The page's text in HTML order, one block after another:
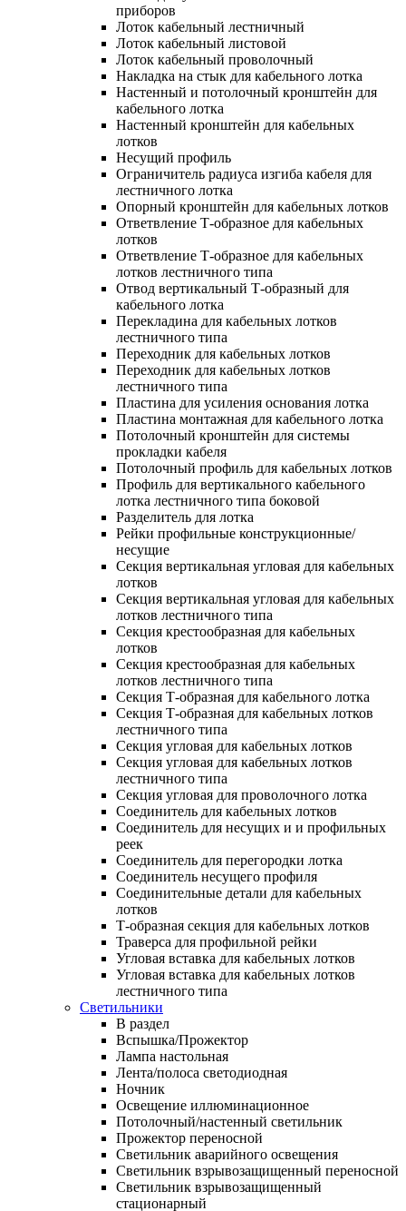
приборов
Лоток кабельный лестничный
Лоток кабельный листовой
Лоток кабельный проволочный
Накладка на стык для кабельного лотка
Настенный и потолочный кронштейн для
кабельного лотка
Настенный кронштейн для кабельных
лотков
Несущий профиль
Ограничитель радиуса изгиба кабеля для
лестничного лотка
Опорный кронштейн для кабельных лотков
Ответвление Т-образное для кабельных
лотков
Ответвление Т-образное для кабельных
лотков лестничного типа
Отвод вертикальный Т-образный для
кабельного лотка
Перекладина для кабельных лотков
лестничного типа
Переходник для кабельных лотков
Переходник для кабельных лотков
лестничного типа
Пластина для усиления основания лотка
Пластина монтажная для кабельного лотка
Потолочный кронштейн для системы
прокладки кабеля
Потолочный профиль для кабельных лотков
Профиль для вертикального кабельного
лотка лестничного типа боковой
Разделитель для лотка
Рейки профильные конструкционные/
несущие
Секция вертикальная угловая для кабельных
лотков
Секция вертикальная угловая для кабельных
лотков лестничного типа
Секция крестообразная для кабельных
лотков
Секция крестообразная для кабельных
лотков лестничного типа
Секция Т-образная для кабельного лотка
Секция Т-образная для кабельных лотков
лестничного типа
Секция угловая для кабельных лотков
Секция угловая для кабельных лотков
лестничного типа
Секция угловая для проволочного лотка
Соединитель для кабельных лотков
Соединитель для несущих и и профильных
реек
Соединитель для перегородки лотка
Соединитель несущего профиля
Соединительные детали для кабельных
лотков
Т-образная секция для кабельных лотков
Траверса для профильной рейки
Угловая вставка для кабельных лотков
Угловая вставка для кабельных лотков
лестничного типа
Светильники
В раздел
Вспышка/Прожектор
Лампа настольная
Лента/полоса светодиодная
Ночник
Освещение иллюминационное
Потолочный/настенный светильник
Прожектор переносной
Светильник аварийного освещения
Светильник взрывозащищенный переносной
Светильник взрывозащищенный
стационарный